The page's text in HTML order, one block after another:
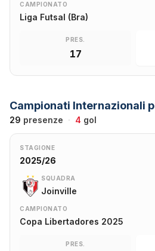
CAMPIONATO
Liga Futsal (Bra)
PRES.
17
Campionati Internazionali
29 presenze · 4 gol
STAGIONE
2025/26
SQUADRA
Joinville
CAMPIONATO
Copa Libertadores 2025
PRES.